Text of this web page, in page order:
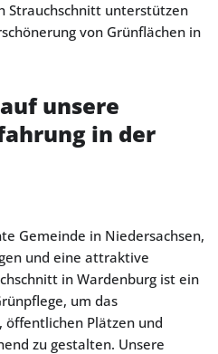
Strauchschnitt unterstützen
von Grünflächen in
unsere
in der
Gemeinde in Niedersachsen,
und eine attraktive
in Wardenburg ist ein
um das
öffentlichen Plätzen und
zu gestalten. Unsere